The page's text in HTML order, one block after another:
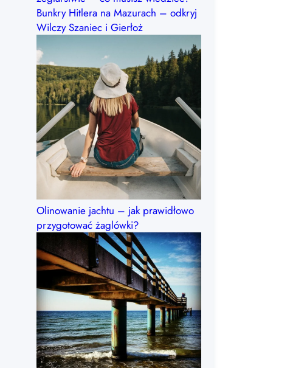
Bunkry Hitlera na Mazurach – odkryj
Wilczy Szaniec i Gierłoż
Olinowanie jachtu – jak prawidłowo
przygotować żaglówki?